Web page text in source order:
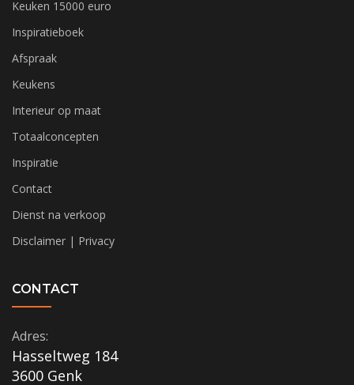
Keuken 15000 euro
Inspiratieboek
Afspraak
Keukens
Interieur op maat
Totaalconcepten
Inspiratie
Contact
Dienst na verkoop
Disclaimer | Privacy
CONTACT
Adres:
Hasseltweg 184
3600 Genk